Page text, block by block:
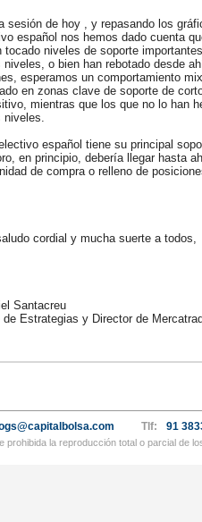
sesión de hoy , y repasando los
español nos hemos dado cuenta
tocado niveles de soporte
niveles, o bien han rebotado desde
esperamos un comportamiento
en zonas clave de soporte de
mientras que los que no lo han
niveles.
español tiene su principal
en principio, debería llegar hasta
de compra o relleno de
cordial y mucha suerte a todos,
Santacreu
Estrategias y Director de
Tlf: 91
prohibida la reproducción total o parcial de